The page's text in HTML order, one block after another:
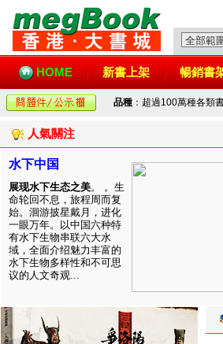
HOME 新書上架 暢銷書
品種 ：超過100萬種各類
人氣關注
水下中国
展现水下生态之美。 。生
命轮回不息，旅程周而复
始。洄游披星戴月，进化
一眼万年。以中国六种特
有水下生物串联六大水
域，全面介绍魅力丰富的
水下生物多样性和不可思
议的人文奇观...